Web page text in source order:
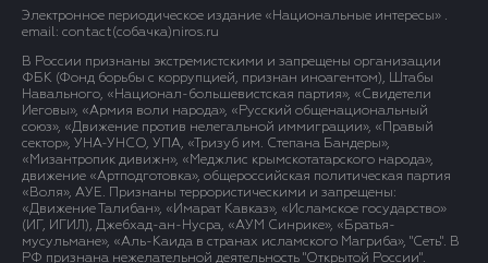
Электронное периодическое издание «Национальные интересы» .
email: contact(сoбaчка)niros.ru
В России признаны экстремистскими и запрещены организации
ФБК (Фонд борьбы с коррупцией, признан иноагентом), Штабы
Навального, «Национал-большевистская партия», «Свидетели
Иеговы», «Армия воли народа», «Русский общенациональный
союз», «Движение против нелегальной иммиграции», «Правый
сектор», УНА-УНСО, УПА, «Тризуб им. Степана Бандеры»,
«Мизантропик дивижн», «Меджлис крымскотатарского народа»,
движение «Артподготовка», общероссийская политическая партия
«Воля», АУЕ. Признаны террористическими и запрещены:
«Движение Талибан», «Имарат Кавказ», «Исламское государство»
(ИГ, ИГИЛ), Джебхад-ан-Нусра, «АУМ Синрике», «Братья-
мусульмане», «Аль-Каида в странах исламского Магриба», "Сеть". В
РФ признана нежелательной деятельность "Открытой России".